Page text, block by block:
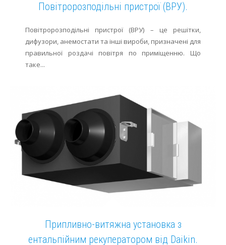
Повітророзподільні пристрої (ВРУ).
Повітророзподільні пристрої (ВРУ) – це решітки,
дифузори, анемостати та інші вироби, призначені для
правильної роздачі повітря по приміщенню. Що
таке...
Припливно-витяжна установка з
ентальпійним рекуператором від Daikin.